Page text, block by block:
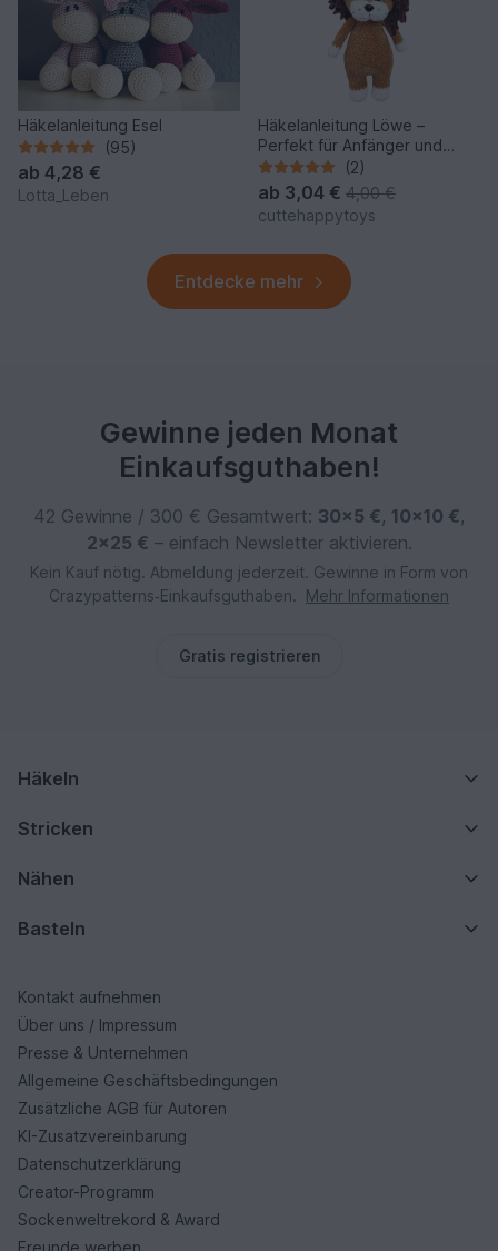
Häkelanleitung Esel
(95)
ab 4,28 €
Lotta_Leben
Häkelanleitung Löwe –
Perfekt für Anfänger und
Profis
(2)
ab 3,04 € 4,00 €
cuttehappytoys
Entdecke mehr
Gewinne jeden Monat
Einkaufsguthaben!
42 Gewinne / 300 € Gesamtwert: 30×5 €, 10×10 €,
2×25 € – einfach Newsletter aktivieren.
Kein Kauf nötig. Abmeldung jederzeit. Gewinne in Form von
Crazypatterns‑Einkaufsguthaben.
Mehr Informationen
Gratis registrieren
Häkeln
Stricken
Nähen
Basteln
Kontakt aufnehmen
Über uns / Impressum
Presse & Unternehmen
Allgemeine Geschäftsbedingungen
Zusätzliche AGB für Autoren
KI-Zusatzvereinbarung
Datenschutzerklärung
Creator-Programm
Sockenweltrekord & Award
Freunde werben